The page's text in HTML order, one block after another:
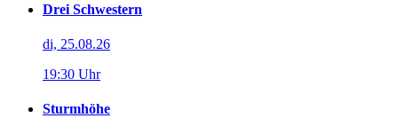
Drei Schwestern
di, 25.08.26
19:30 Uhr
Sturmhöhe